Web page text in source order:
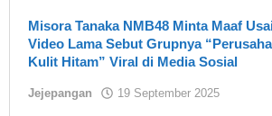
Misora Tanaka NMB48 Minta Maaf
Video Lama Sebut Grupnya
Kulit Hitam” Viral di Media Sosial
Jejepangan 19 September 2025